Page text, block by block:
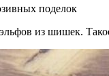
из шишек.